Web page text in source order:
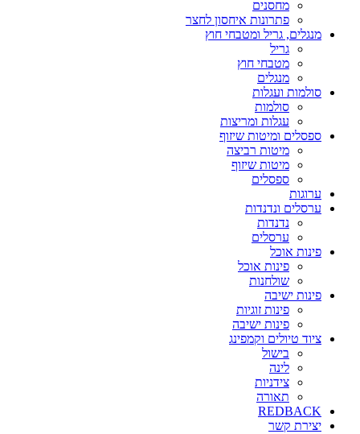
מחסנים
פתרונות איחסון לחצר
מנגלים, גריל ומטבחי חוץ
גריל
מטבחי חוץ
מנגלים
סולמות ועגלות
סולמות
עגלות ומריצות
ספסלים ומיטות שיזוף
מיטות רביצה
מיטות שיזוף
ספסלים
ערוגות
ערסלים ונדנדות
נדנדות
ערסלים
פינות אוכל
פינות אוכל
שולחנות
פינות ישיבה
פינות זוגיות
פינות ישיבה
ציוד טיולים וקמפינג
בישול
לינה
צידניות
תאורה
REDBACK
יצירת קשר